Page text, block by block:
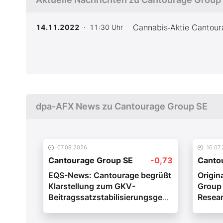
14.11.2022 · 11:30 Uhr Cannabis‑Aktie
dpa-AFX News zu Cantourage Group SE
07.08.2026
Cantourage Group SE
-0,73
EQS-News: Cantourage begrüßt
Klarstellung zum GKV-
Beitragssatzstabilisierungsgesetz